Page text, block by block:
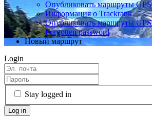
Опубликовать маршруты GPS
Информация о Trackrank
Опубликовать маршруты GPS
Forgotten password
Новый маршрут
Login
Stay logged in